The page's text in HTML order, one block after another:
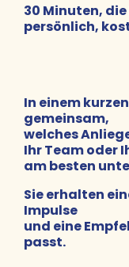
30 Minuten,
persönlich,
In einem
gemeinsam,
welches
Ihr Team oder
am besten
Sie erhalten
Impulse
und eine
passt.